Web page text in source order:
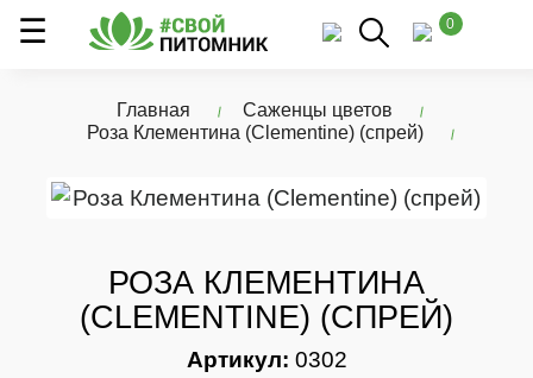
0
Главная
Саженцы цветов
Роза Клементина (Clementine) (спрей)
РОЗА КЛЕМЕНТИНА
(CLEMENTINE) (СПРЕЙ)
Артикул: 0302